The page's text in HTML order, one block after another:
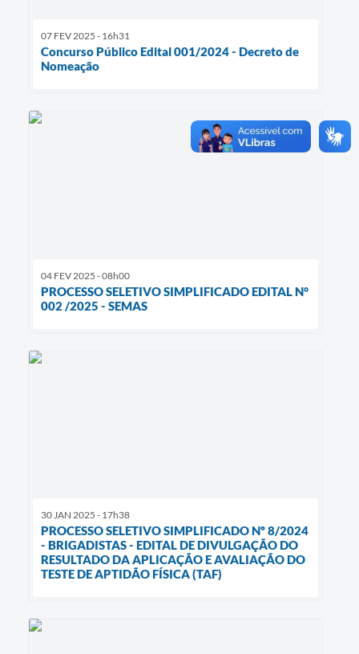
07 FEV 2025 - 16h31
Concurso Público Edital 001/2024 - Decreto de
Nomeação
04 FEV 2025 - 08h00
PROCESSO SELETIVO SIMPLIFICADO EDITAL N°
002 /2025 - SEMAS
30 JAN 2025 - 17h38
PROCESSO SELETIVO SIMPLIFICADO Nº 8/2024
- BRIGADISTAS - EDITAL DE DIVULGAÇÃO DO
RESULTADO DA APLICAÇÃO E AVALIAÇÃO DO
TESTE DE APTIDÃO FÍSICA (TAF)